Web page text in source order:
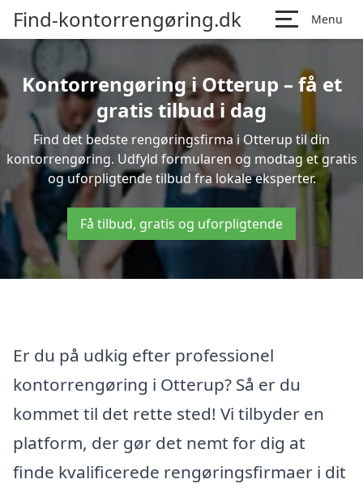
Find-kontorrengøring.dk Menu
Kontorrengøring i Otterup – få et
gratis tilbud i dag
Find det bedste rengøringsfirma i Otterup til din
kontorrengøring. Udfyld formularen og modtag et gratis
og uforpligtende tilbud fra lokale eksperter.
Få tilbud, gratis og uforpligtende
Er du på udkig efter professionel
kontorrengøring i Otterup? Så er du
kommet til det rette sted! Vi tilbyder en
platform, der gør det nemt for dig at
finde kvalificerede rengøringsfirmaer i dit